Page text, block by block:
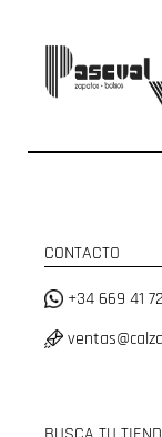
CONTACTO
+34 669 41